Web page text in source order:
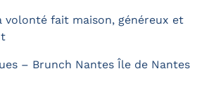
volonté fait maison, généreux et
– Brunch Nantes Île de Nantes